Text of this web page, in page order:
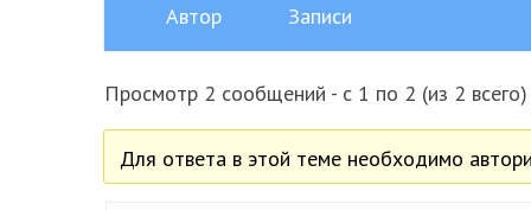
Автор Записи
Просмотр 2 сообщений - с 1 по 2 (из 2 всего)
Для ответа в этой теме необходимо